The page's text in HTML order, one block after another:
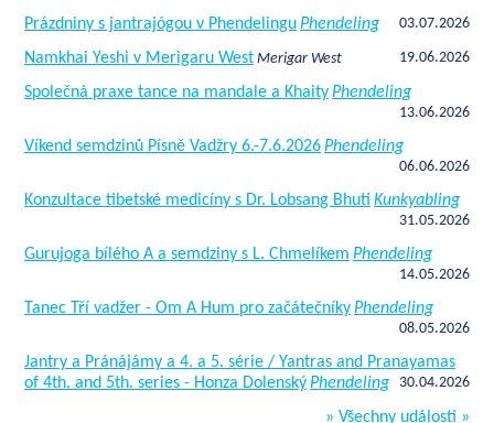
Prázdniny s jantrajógou v PhendelinguPhendeling 03.07.2026
Namkhai Yeshi v Merigaru West Merigar West 19.06.2026
Společná praxe tance na mandale a KhaityPhendeling
13.06.2026
Víkend semdzinů Písně Vadžry 6.-7.6.2026Phendeling
06.06.2026
Konzultace tibetské medicíny s Dr. Lobsang Bhuti Kunkyabling
31.05.2026
Gurujoga bílého A a semdziny s L. Chmelíkem Phendeling
14.05.2026
Tanec Tří vadžer - Om A Hum pro začátečníkyPhendeling
08.05.2026
Jantry a Pránájámy a 4. a 5. série / Yantras and Pranayamas
of 4th. and 5th. series - Honza DolenskýPhendeling 30.04.2026
» Všechny události »